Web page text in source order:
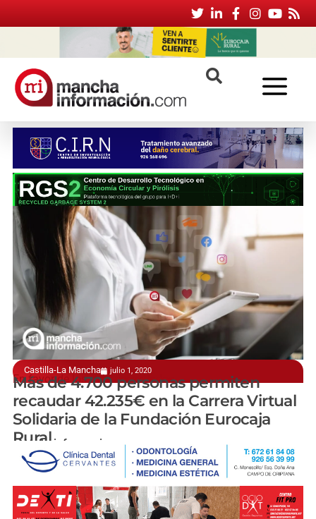
Castilla-La Mancha julio 1, 2020
En favor de los más necesitados
Más de 4.700 personas permiten
recaudar 42.235€ en la Carrera Virtual
Solidaria de la Fundación Eurocaja
Rural
manchainformacion.com